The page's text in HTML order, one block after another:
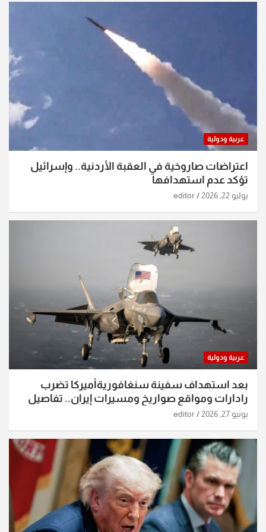
عربية ودولية
اعتراضات صاروخية في العقبة الأردنية.. وإسرائيل
تؤكد عدم استهدافها
يوليو 22, 2026 editor
عربية ودولية
بعد استهداف سفينة سنغافوريةأميركا تضرب
رادارات ومواقع صواريخ ومسيرات إيران.. تفاصيل
الساعات الماضية
يونيو 27, 2026 editor